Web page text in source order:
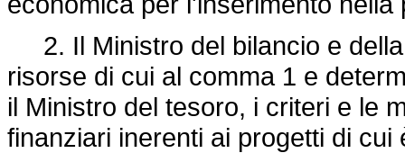
2. Il Ministro del bilancio e
risorse di cui al comma 1 e
il Ministro del tesoro, i criteri e le
finanziari inerenti ai progetti di